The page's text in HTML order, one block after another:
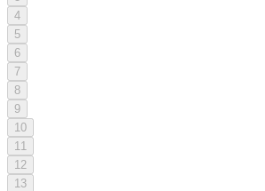
4
5
6
7
8
9
10
11
12
13